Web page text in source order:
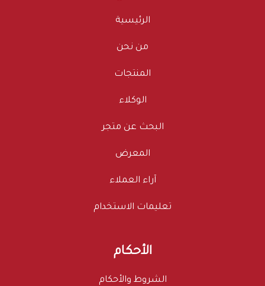
الرئيسية
من نحن
المنتجات
الوكلاء
البحث عن متجر
المعرض
آراء العملاء
تعليمات الاستخدام
الأحكام
الشروط والأحكام